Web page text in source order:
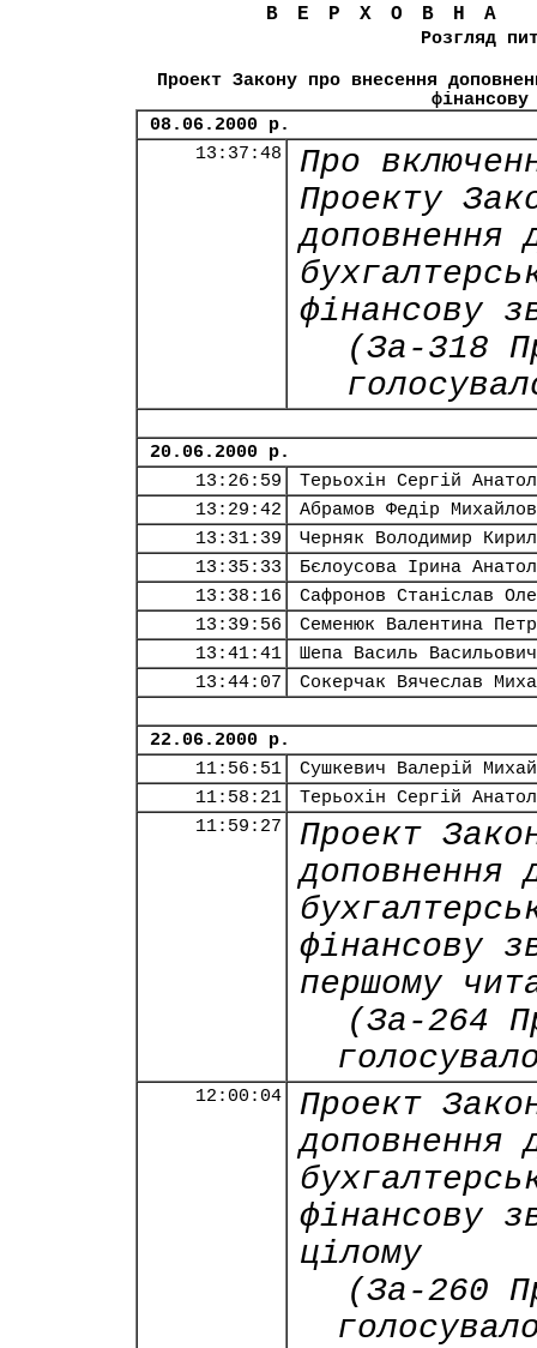
Розгляд
Проект Закону про внесення
08.06.2000 р.
13:37:48
Про
Проекту
доповнення
фінансову
(За-318
20.06.2000 р.
13:26:59
Терьохін Сергій
13:29:42
Абрамов Федір
13:31:39
Черняк Володимир
13:35:33
Бєлоусова Ірина
13:38:16
Сафронов Станіслав
13:39:56
Семенюк Валентина
13:41:41
Шепа Василь Васильович
13:44:07
Сокерчак Вячеслав
22.06.2000 р.
11:56:51
Сушкевич Валерій
11:58:21
Терьохін Сергій
11:59:27
Проект
доповнення
фінансову
першому
(За-264
12:00:04
Проект
доповнення
фінансову
цілому
(За-260